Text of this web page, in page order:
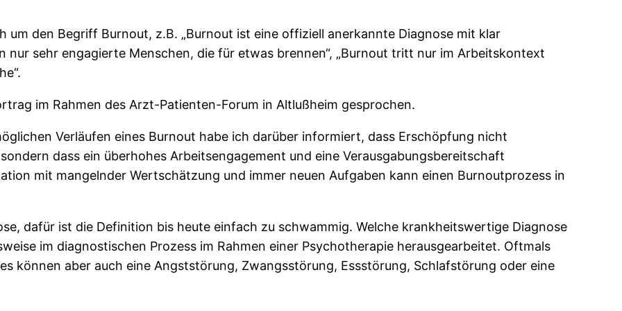
um den Begriff Burnout, z.B. „Burnout ist eine offiziell anerkannte Diagnose mit klar
nur sehr engagierte Menschen, die für etwas brennen“, „Burnout tritt nur im Arbeitskontext
im Rahmen des Arzt-Patienten-Forum in Altlußheim gesprochen.
Verläufen eines Burnout habe ich darüber informiert, dass Erschöpfung nicht
dass ein überhohes Arbeitsengagement und eine Verausgabungsbereitschaft
mit mangelnder Wertschätzung und immer neuen Aufgaben kann einen Burnoutprozess in
dafür ist die Definition bis heute einfach zu schwammig. Welche krankheitswertige Diagnose
im diagnostischen Prozess im Rahmen einer Psychotherapie herausgearbeitet. Oftmals
können aber auch eine Angststörung, Zwangsstörung, Essstörung, Schlafstörung oder eine